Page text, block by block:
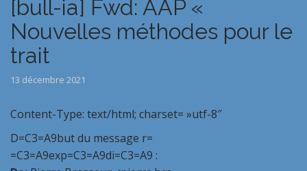
[bull-ia] Fwd: AAP «
Nouvelles méthodes pour le
trait
13 décembre 2021
Content-Type: text/html; charset= »utf-8″
D=C3=A9but du message r=
=C3=A9exp=C3=A9di=C3=A9 :